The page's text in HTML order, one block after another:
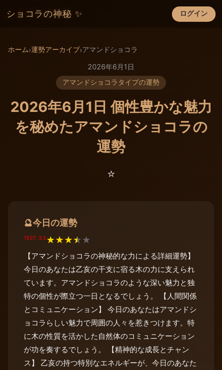
ショコラの神秘 ✨ ログイン
×
ホーム›運勢アーカイブ›アマンドショコラ
2026年6月1日
アマンドショコラタイプの運勢
2026年6月1日 個性豊かな魅力
を秘めたアマンドショコラの
運勢
⭐️
🔮今日の運勢
TEST: 3.5★★★★★
【アマンドショコラの神秘的な力による詳細運勢】
今日のあなたは乙亥の干支に宿る木の力に支えられ
ています。アマンドショコラのような深い魅力と独
特の個性が際立つ一日となるでしょう。 【人間関係
とコミュニケーション】 今日のあなたはアマンドシ
ョコラらしい魅力で周囲の人々を惹きつけます。特
に木の性質を活かした自然体のコミュニケーション
が功を奏するでしょう。 【精神的な成長とチャン
ス】 乙亥の持つ特別なエネルギーが、今日のあなた